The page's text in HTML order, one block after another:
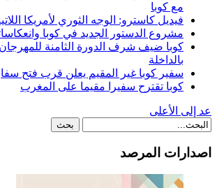
مع كوبا
فيديل كاسترو: الوجه الثوري لأمريكا
مشروع الدستور الجديد في كوبا
كوبا ضيف شرف الدورة الثامنة للمهرجان
بالداخلة
سفير كوبا غير المقيم يعلن قرب فتح
كوبا تقترح سفيرا مقيما على المغرب
عد إلى الأعلى
اصدارات المرصد